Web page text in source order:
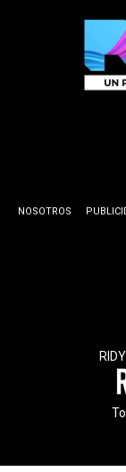
NOSOTROS